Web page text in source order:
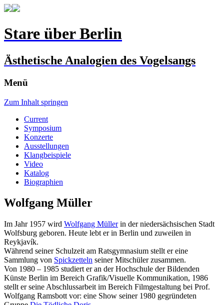
Stare über Berlin
Ästhetische Analogien des Vogelsangs
Menü
Zum Inhalt springen
Current
Symposium
Konzerte
Ausstellungen
Klangbeispiele
Video
Katalog
Biographien
Wolfgang Müller
Im Jahr 1957 wird Wolfgang Müllerin der niedersächsischen Stadt
Wolfsburg geboren. Heute lebt er in Berlin und zuweilen in
Reykjavík.
Während seiner Schulzeit am Ratsgymnasium stellt er eine
Sammlung von Spickzetteln seiner Mitschüler zusammen.
Von 1980 – 1985 studiert er an der Hochschule der Bildenden
Künste Berlin im Bereich Grafik/Visuelle Kommunikation, 1986
stellt er seine Abschlussarbeit im Bereich Filmgestaltung bei Prof.
Wolfgang Ramsbott vor: eine Show seiner 1980 gegründeten